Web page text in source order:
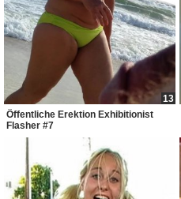
13
Öffentliche Erektion Exhibitionist
Flasher #7